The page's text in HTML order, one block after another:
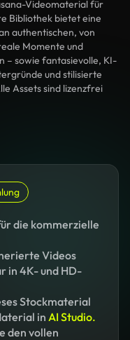
Videomaterial für
Bibliothek bietet eine
authentischen, von
Momente und
– sowie fantasievolle, KI-
und stilisierte
Assets sind lizenzfrei
die kommerzielle
Videos
in 4K- und HD-
Stockmaterial
in AI Studio.
den vollen